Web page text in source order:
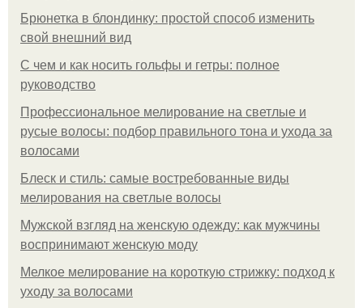
Брюнетка в блондинку: простой способ изменить
свой внешний вид
С чем и как носить гольфы и гетры: полное
руководство
Профессиональное мелирование на светлые и
русые волосы: подбор правильного тона и ухода за
волосами
Блеск и стиль: самые востребованные виды
мелирования на светлые волосы
Мужской взгляд на женскую одежду: как мужчины
воспринимают женскую моду
Мелкое мелирование на короткую стрижку: подход к
уходу за волосами